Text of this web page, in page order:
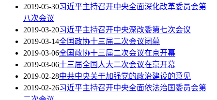
2019-05-30习近平主持召开中央全面深化改革委员会第
八次会议
2019-03-20习近平主持召开中央深改委第七次会议
2019-03-14全国政协十三届二次会议闭幕
2019-03-06全国政协十三届二次会议在京开幕
2019-03-06十三届全国人大二次会议在京开幕
2019-02-28中共中央关于加强党的政治建设的意见
2019-02-26习近平主持召开中央全面依法治国委员会第